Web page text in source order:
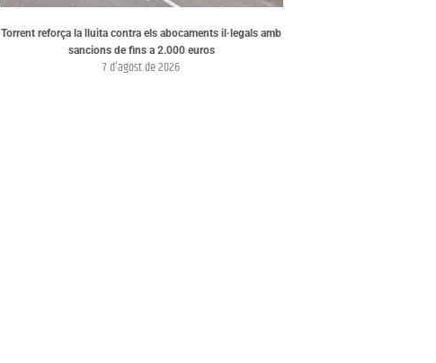
Torrent reforça la lluita contra els abocaments il·legals amb
sancions de fins a 2.000 euros
7 d'agost de 2026